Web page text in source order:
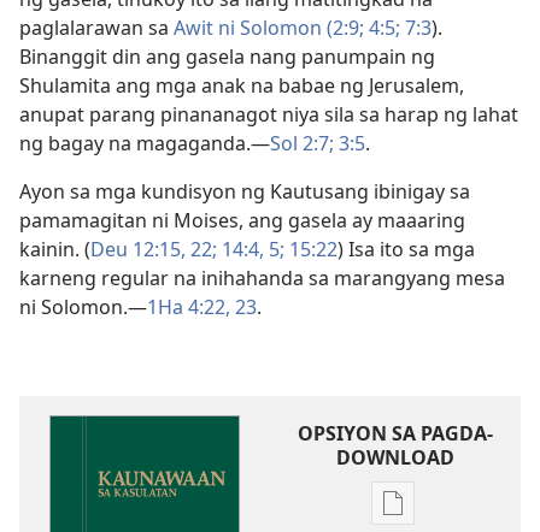
paglalarawan sa Awit ni Solomon (2:9; 4:5; 7:3).
Binanggit din ang gasela nang panumpain ng
Shulamita ang mga anak na babae ng Jerusalem,
anupat parang pinananagot niya sila sa harap ng lahat
ng bagay na magaganda.​—Sol 2:7; 3:5.
Ayon sa mga kundisyon ng Kautusang ibinigay sa
pamamagitan ni Moises, ang gasela ay maaaring
kainin. (Deu 12:15, 22; 14:4, 5; 15:22) Isa ito sa mga
karneng regular na inihahanda sa marangyang mesa
ni Solomon.​—1Ha 4:22, 23.
OPSIYON SA PAGDA-
DOWNLOAD
Opsiyon